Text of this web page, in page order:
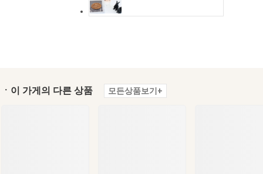
ㆍ이 가게의 다른 상품 모든상품보기+